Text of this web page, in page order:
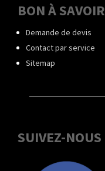
BON À SAVOIR
Demande de devis
Contact par service
Sitemap
SUIVEZ-NOUS